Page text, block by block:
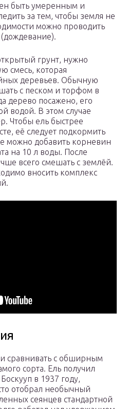
быть умеренным и
за тем, чтобы земля не
можно проводить
грунт, нужно
смесь, которая
деревьев. Обычную
с песком и торфом в
дерево посажено, его
водой. В этом случае
Чтобы ель быстрее
её следует подкормить
можно добавить корневин
на 10 л воды. После
всего смешать с землёй.
вносить комплекс
сравнивать с обширным
сорта. Ель получил
в 1937 году,
отобрал необычный
сеянцев стандартной